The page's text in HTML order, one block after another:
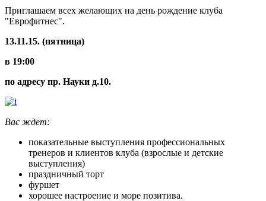
Приглашаем всех желающих на день рождение клуба
"Еврофитнес".
13.11.15. (пятница)
в 19:00
по адресу пр. Науки д.10.
Вас ждет:
показательные выступления профессиональных
тренеров и клиентов клуба (взрослые и детские
выступления)
праздничный торт
фуршет
хорошее настроение и море позитива.